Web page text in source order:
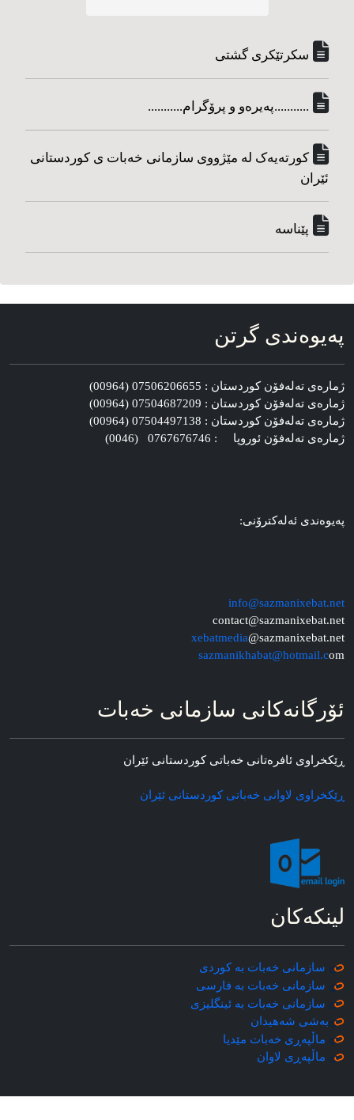
سکرتێکری گشتی
...........په‌یره‌و و پرۆگرام...........
کورته‌یه‌ک له مێژووی سازمانی خه‌بات ی کوردستانی
ئێران
پێناسه‌
په‌یوه‌ندی گرتن
ژماره‌ی ته‌له‌فۆن کوردستان : 07506206655 (00964)
ژماره‌ی ته‌له‌فۆن کوردستان : 07504687209 (00964)
ژماره‌ی ته‌له‌فۆن کوردستان : 07504497138 (00964)
ژماره‌ی ته‌له‌فۆن ئوروپا : 0767676746 (0046)
په‌یوه‌ندی ئه‌له‌کترۆنی:
info@sazmanixebat.net
contact@sazmanixebat.net
xebatmedia@sazmanixebat.net
sazmanikhabat@hotmail.com
ئۆرگانه‌کانی سازمانی خه‌بات
ڕێکخراوی ئافره‌تانی خه‌باتی کوردستانی ئێران
ڕێکخراوی لاوانی خه‌باتی کوردستانی ئێران
لینکه‌کان
سازمانی خه‌بات به کوردی
سازمانی خه‌بات به فارسی
سازمانی خه‌بات به ئینگلیزی
به‌شی شه‌هیدان
ماڵپه‌ڕی خه‌بات مێدیا
ماڵپه‌ڕی لاوان